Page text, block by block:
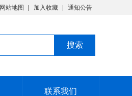
网站地图 加入收藏 通知公告
联系我们